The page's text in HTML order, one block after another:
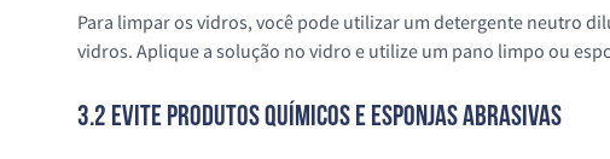
Para limpar os vidros, você pode utilizar um detergente neutro
vidros. Aplique a solução no vidro e utilize um pano limpo ou
3.2 Evite Produtos Químicos e Esponjas Abrasivas